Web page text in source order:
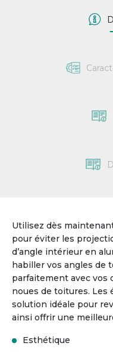
Utilisez dès
pour éviter les
d’angle intérieur en
parfaitement avec vos
noues de toitures. Les
solution idéale pour
ainsi offrir une
Esthétique